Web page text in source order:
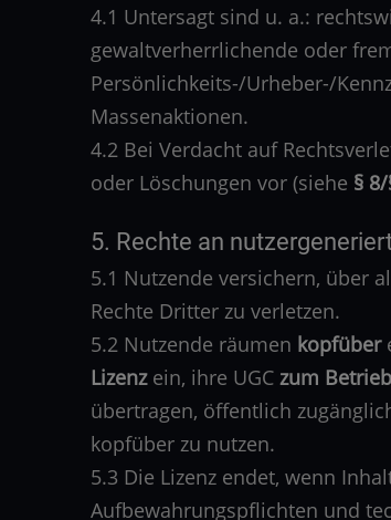
4.1 Untersagt sind u. a.:
gewaltverherrlichende oder
Persönlichkeits-/Urheber-/
Massenaktionen.
4.2 Bei Verdacht auf
oder Löschungen vor (siehe §
5. Rechte an
5.1 Nutzende versichern, über
Rechte Dritter zu verletzen.
5.2 Nutzende räumen kopfüber
Lizenzein, ihre UGC zum
übertragen, öffentlich
kopfüber zu nutzen.
5.3 Die Lizenz endet, wenn
Aufbewahrungspflichten und